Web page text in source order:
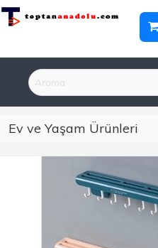
Ev ve Yaşam Ürünleri